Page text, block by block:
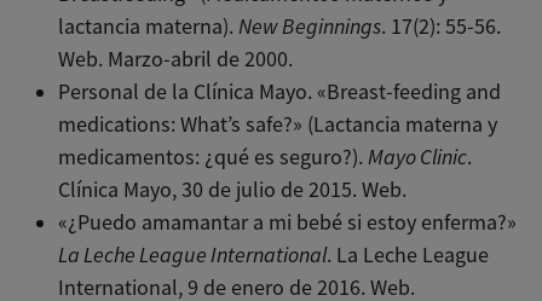
lactancia materna).New Beginnings. 17(2): 55-56.
Web. Marzo-abril de 2000.
Personal de la Clínica Mayo. «Breast-feeding and
medications: What’s safe?» (Lactancia materna y
medicamentos: ¿qué es seguro?).Mayo Clinic.
Clínica Mayo, 30 de julio de 2015. Web.
«¿Puedo amamantar a mi bebé si estoy enferma?»
La Leche League International. La Leche League
International, 9 de enero de 2016. Web.